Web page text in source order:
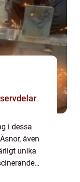
i dessa
även
unika